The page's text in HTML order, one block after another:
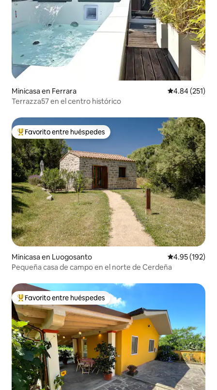
Minicasa en Ferrara Calificación
4.84 (251)
Terrazza57 en el centro histórico
Favorito entre huéspedes preferido
Favorito entre huéspedes
Minicasa en Luogosanto Calificación
4.95 (192)
Pequeña casa de campo en el norte de Cerdeña
Favorito entre huéspedes preferido
Favorito entre huéspedes